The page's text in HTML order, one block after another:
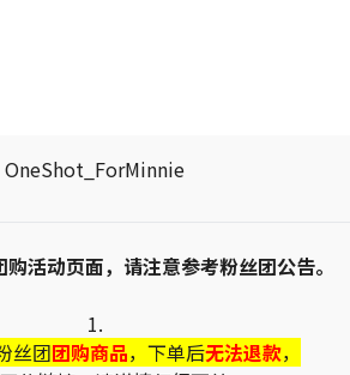
OneShot_ForMinnie
活动页面，请注意参考粉丝团公告。
1.
丝团团购商品，下单后无法退款，